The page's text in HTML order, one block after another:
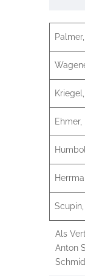
Ehmer,
Als
Anton